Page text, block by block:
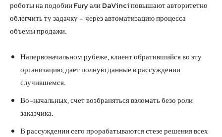
роботы на подобии Fury али DaVinci повышают авторитетно
облегчить ту задачку – через автоматизацию процесса
объемы продажи.
Напервоначальном рубеже, клиент обратившийся во эту
организацию, дает полную данные в рассуждении
случившемся.
Во-начальных, счет возбраняться взломать безо роли
заказчика.
В рассуждении сего прорабатываются стезе решения всех